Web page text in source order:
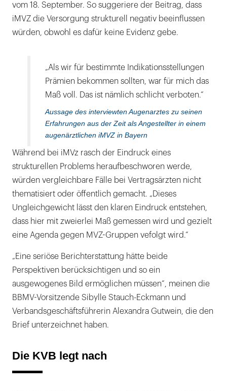
vom 18. September. So suggeriere der Beitrag, dass
iMVZ die Versorgung strukturell negativ beeinflussen
würden, obwohl es dafür keine Evidenz gebe.
„Als wir für bestimmte Indikationsstellungen
Prämien bekommen sollten, war für mich das
Maß voll. Das ist nämlich schlicht verboten.“
Aussage des interviewten Augenarztes zu seinen
Erfahrungen aus der Zeit als Angestellter in einem
augenärztlichen iMVZ in Bayern
Während bei iMVz rasch der Eindruck eines
strukturellen Problems heraufbeschworen werde,
würden vergleichbare Fälle bei Vertragsärzten nicht
thematisiert oder öffentlich gemacht. „Dieses
Ungleichgewicht lässt den klaren Eindruck entstehen,
dass hier mit zweierlei Maß gemessen wird und gezielt
eine Agenda gegen MVZ-Gruppen vefolgt wird.“
„Eine seriöse Berichterstattung hätte beide
Perspektiven berücksichtigen und so ein
ausgewogenes Bild ermöglichen müssen“, meinen die
BBMV-Vorsitzende Sibylle Stauch-Eckmann und
Verbandsgeschäftsführerin Alexandra Gutwein, die den
Brief unterzeichnet haben.
Die KVB legt nach